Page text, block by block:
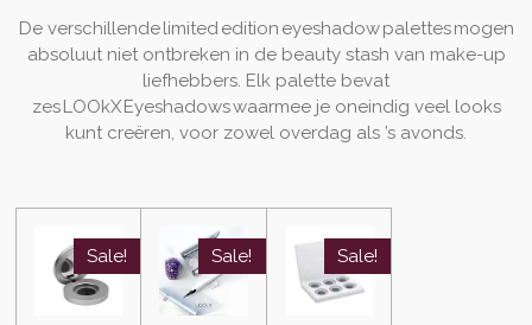
De verschillende limited edition eyeshadow palettes mogen
absoluut niet ontbreken in de beauty stash van make-up
liefhebbers. Elk palette bevat
zes LOOkX Eyeshadows waarmee je oneindig veel looks
kunt creëren, voor zowel overdag als ’s avonds.
Sale! Sale! Sale!